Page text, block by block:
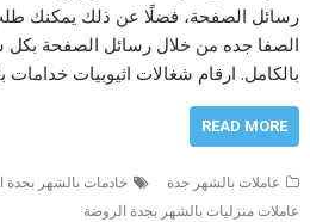
رسائل الصفحة، فضلًا عن ذلك يمكنك
الصفا جده من خلال رسائل الصفحة
بالكامل. ارقام شغالات اثيوبيات
READ MORE
عاملات بالشهر جدة خادمات بالشهر بجدة
عاملات منزليات بالشهر بجدة الروضة